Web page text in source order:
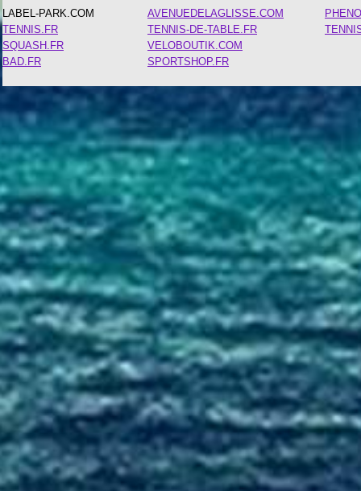
LABEL-PARK.COM
TENNIS.FR
SQUASH.FR
BAD.FR
AVENUEDELAGLISSE.COM
TENNIS-DE-TABLE.FR
VELOBOUTIK.COM
SPORTSHOP.FR